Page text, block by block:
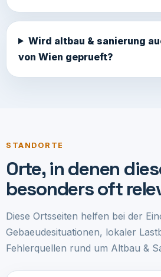
Wird altbau & sanierung
von Wien geprueft?
STANDORTE
Orte, in denen
besonders oft
Diese Ortsseiten helfen bei der
Gebaeudesituationen, lokaler
Fehlerquellen rund um Altbau &